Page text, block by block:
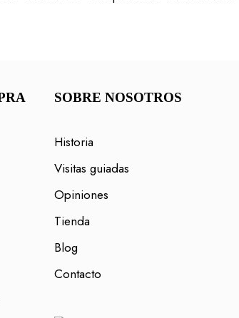
SOBRE NOSOTROS
Historia
Visitas guiadas
Opiniones
Tienda
Blog
Contacto